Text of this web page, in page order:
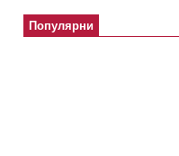
Популярни